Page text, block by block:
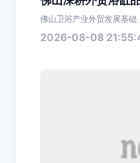
佛山卫浴产业外贸发展基
2026-08-08